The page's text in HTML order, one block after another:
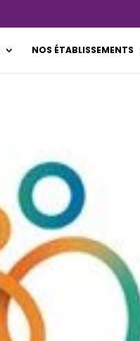
NOS ÉTABLISSEMENTS